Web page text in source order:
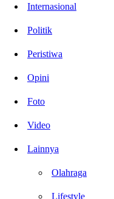
Internasional
Politik
Peristiwa
Opini
Foto
Video
Lainnya
Olahraga
Lifestyle